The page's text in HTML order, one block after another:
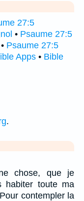
27:5
• Psaume 27:5
• Psaume 27:5
Apps • Bible
.
chose, que je
habiter toute ma
contempler la